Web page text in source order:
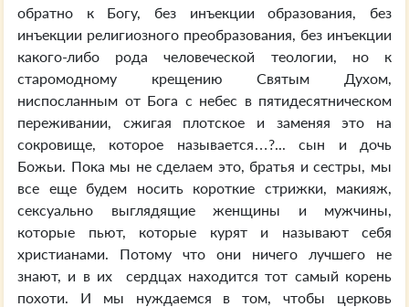
обратно к Богу, без инъекции образования, без
инъекции религиозного преобразования, без инъекции
какого-либо рода человеческой теологии, но к
старомодному крещению Святым Духом,
ниспосланным от Бога с небес в пятидесятническом
переживании, сжигая плотское и заменяя это на
сокровище, которое называется…?... сын и дочь
Божьи. Пока мы не сделаем это, братья и сестры, мы
все еще будем носить короткие стрижки, макияж,
сексуально выглядящие женщины и мужчины,
которые пьют, которые курят и называют себя
христианами. Потому что они ничего лучшего не
знают, и в их сердцах находится тот самый корень
похоти. И мы нуждаемся в том, чтобы церковь